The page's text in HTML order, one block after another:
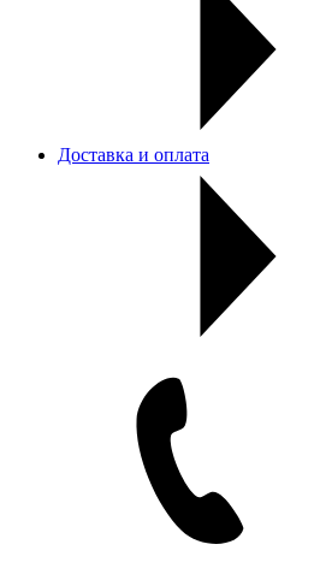
Доставка и оплата